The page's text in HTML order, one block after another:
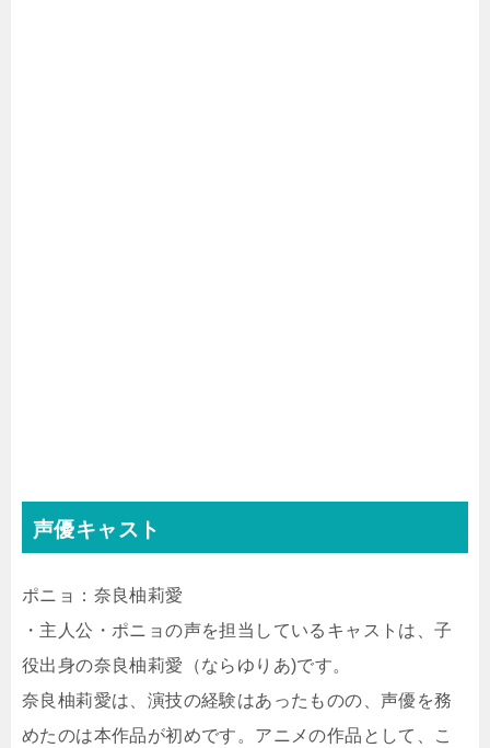
声優キャスト
ポニョ：奈良柚莉愛
・主人公・ポニョの声を担当しているキャストは、子
役出身の奈良柚莉愛（ならゆりあ)です。
奈良柚莉愛は、演技の経験はあったものの、声優を務
めたのは本作品が初めです。アニメの作品として、こ